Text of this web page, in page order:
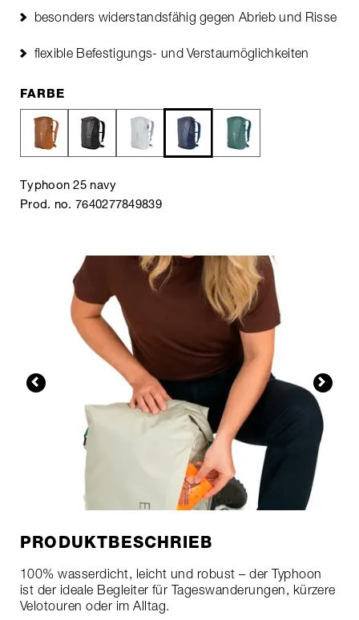
besonders widerstandsfähig gegen Abrieb und Risse
flexible Befestigungs- und Verstaumöglichkeiten
FARBE
Typhoon 25 navy
Prod. no. 7640277849839
PRODUKTBESCHRIEB
100% wasserdicht, leicht und robust – der Typhoon
ist der ideale Begleiter für Tageswanderungen, kürzere
Velotouren oder im Alltag.